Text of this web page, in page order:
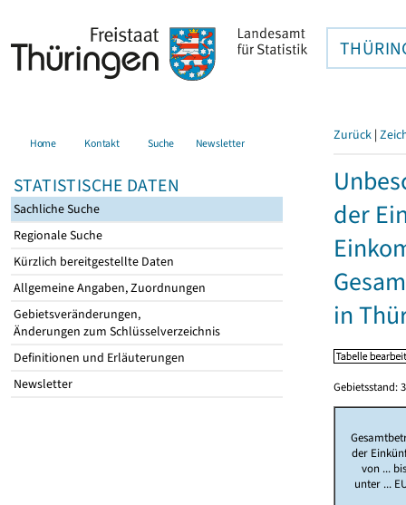
Home Kontakt Suche Newsletter
STATISTISCHE DATEN
Sachliche Suche
Regionale Suche
Kürzlich bereitgestellte Daten
Allgemeine Angaben, Zuordnungen
Gebietsveränderungen,
Änderungen zum Schlüsselverzeichnis
Definitionen und Erläuterungen
Newsletter
Zurück |
der
in
Gebietsstand:
der
von ...
unter ...